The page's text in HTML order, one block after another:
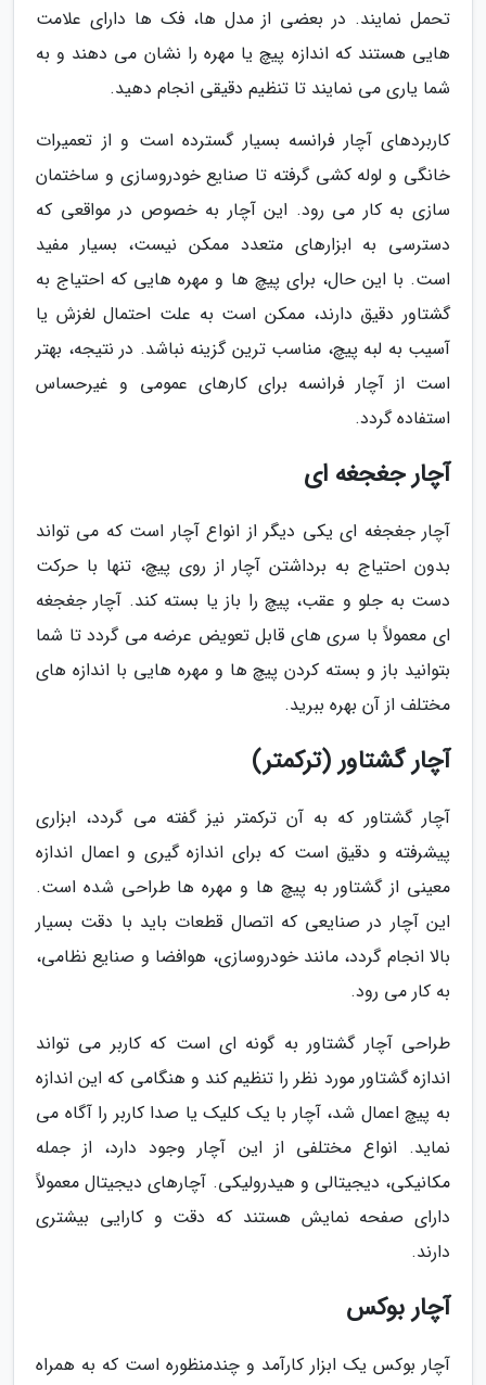
تحمل نمایند. در بعضی از مدل ها، فک ها دارای علامت
هایی هستند که اندازه پیچ یا مهره را نشان می دهند و به
شما یاری می نمایند تا تنظیم دقیقی انجام دهید.
کاربردهای آچار فرانسه بسیار گسترده است و از تعمیرات
خانگی و لوله کشی گرفته تا صنایع خودروسازی و ساختمان
سازی به کار می رود. این آچار به خصوص در مواقعی که
دسترسی به ابزارهای متعدد ممکن نیست، بسیار مفید
است. با این حال، برای پیچ ها و مهره هایی که احتیاج به
گشتاور دقیق دارند، ممکن است به علت احتمال لغزش یا
آسیب به لبه پیچ، مناسب ترین گزینه نباشد. در نتیجه، بهتر
است از آچار فرانسه برای کارهای عمومی و غیرحساس
استفاده گردد.
آچار جغجغه ای
آچار جغجغه ای یکی دیگر از انواع آچار است که می تواند
بدون احتیاج به برداشتن آچار از روی پیچ، تنها با حرکت
دست به جلو و عقب، پیچ را باز یا بسته کند. آچار جغجغه
ای معمولاً با سری های قابل تعویض عرضه می گردد تا شما
بتوانید باز و بسته کردن پیچ ها و مهره هایی با اندازه های
مختلف از آن بهره ببرید.
آچار گشتاور (ترکمتر)
آچار گشتاور که به آن ترکمتر نیز گفته می گردد، ابزاری
پیشرفته و دقیق است که برای اندازه گیری و اعمال اندازه
معینی از گشتاور به پیچ ها و مهره ها طراحی شده است.
این آچار در صنایعی که اتصال قطعات باید با دقت بسیار
بالا انجام گردد، مانند خودروسازی، هوافضا و صنایع نظامی،
به کار می رود.
طراحی آچار گشتاور به گونه ای است که کاربر می تواند
اندازه گشتاور مورد نظر را تنظیم کند و هنگامی که این اندازه
به پیچ اعمال شد، آچار با یک کلیک یا صدا کاربر را آگاه می
نماید. انواع مختلفی از این آچار وجود دارد، از جمله
مکانیکی، دیجیتالی و هیدرولیکی. آچارهای دیجیتال معمولاً
دارای صفحه نمایش هستند که دقت و کارایی بیشتری
دارند.
آچار بوکس
آچار بوکس یک ابزار کارآمد و چندمنظوره است که به همراه